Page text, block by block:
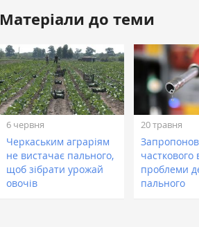
Матеріали до теми
6 червня
Черкаським аграріям
не вистачає пального,
щоб зібрати урожай
овочів
20 травня
проблеми
пального